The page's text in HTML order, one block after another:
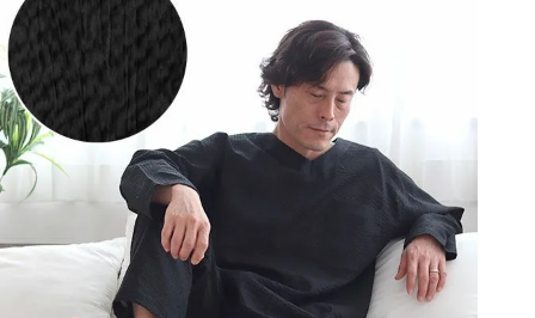
秋
メンズパジャマ
オーガニック素材 ガーゼ
サッカー/ちぢみ 楊
柳
ニット/ストレッチ 起毛/フランネル
パジャマ
ペアで
そろえたい
体型別におすすめパジ
年齢別におすすめパジ
ルームウェア
かぶり
作務衣 胸がすけない
羽織・バスロ
ーブ
上着単品
お支払い・送料・配送
について
返品・交換について
会社概要 安心の日本製